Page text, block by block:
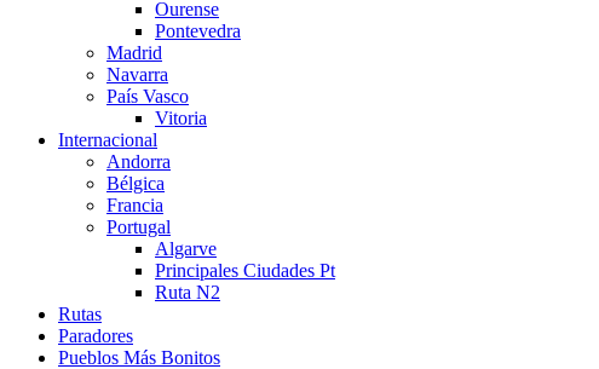
Ourense
Pontevedra
Madrid
Navarra
País Vasco
Vitoria
Internacional
Andorra
Bélgica
Francia
Portugal
Algarve
Principales Ciudades Pt
Ruta N2
Rutas
Paradores
Pueblos Más Bonitos